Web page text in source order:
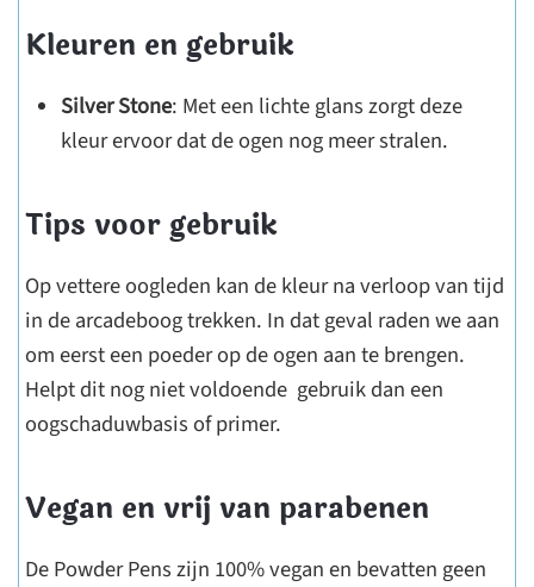
Kleuren en gebruik
Silver Stone: Met een lichte glans zorgt deze
kleur ervoor dat de ogen nog meer stralen.
Tips voor gebruik
Op vettere oogleden kan de kleur na verloop van tijd
in de arcadeboog trekken. In dat geval raden we aan
om eerst een poeder op de ogen aan te brengen.
Helpt dit nog niet voldoende gebruik dan een
oogschaduwbasis of primer.
Vegan en vrij van parabenen
De Powder Pens zijn 100% vegan en bevatten geen